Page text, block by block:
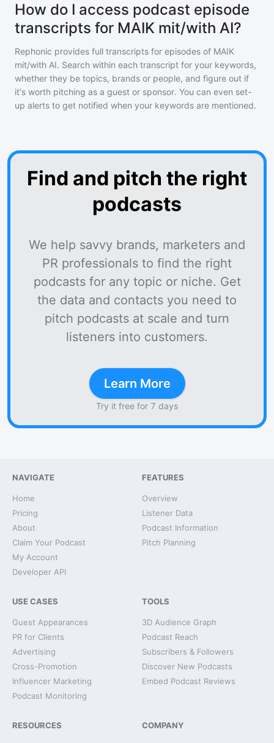
How do I access podcast episode
transcripts for MAIK mit/with AI?
Rephonic provides full transcripts for episodes of MAIK
mit/with AI. Search within each transcript for your keywords,
whether they be topics, brands or people, and figure out if
it's worth pitching as a guest or sponsor. You can even set-
up alerts to get notified when your keywords are mentioned.
Find and pitch the right
podcasts
We help savvy brands, marketers and
PR professionals to find the right
podcasts for any topic or niche. Get
the data and contacts you need to
pitch podcasts at scale and turn
listeners into customers.
Learn More
Try it free for 7 days
NAVIGATE
Home
Pricing
About
Claim Your Podcast
My Account
Developer API
FEATURES
Overview
Listener Data
Podcast Information
Pitch Planning
USE CASES
Guest Appearances
PR for Clients
Advertising
Cross-Promotion
Influencer Marketing
Podcast Monitoring
TOOLS
3D Audience Graph
Podcast Reach
Subscribers & Followers
Discover New Podcasts
Embed Podcast Reviews
RESOURCES COMPANY